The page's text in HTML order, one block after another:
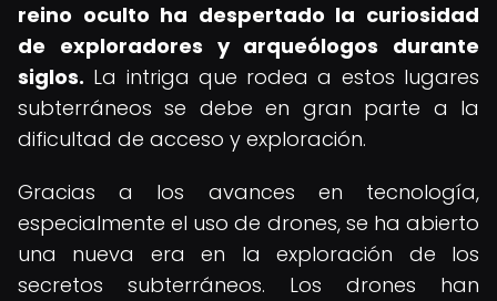
reino oculto ha despertado la curiosidad
de exploradores y arqueólogos durante
siglos. La intriga que rodea a estos lugares
subterráneos se debe en gran parte a la
dificultad de acceso y exploración.
Gracias a los avances en tecnología,
especialmente el uso de drones, se ha abierto
una nueva era en la exploración de los
secretos subterráneos. Los drones han